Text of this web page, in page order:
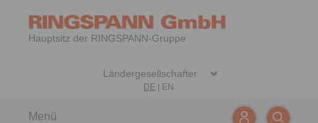
Hauptsitz der RINGSPANN-Gruppe
DE EN
Menü